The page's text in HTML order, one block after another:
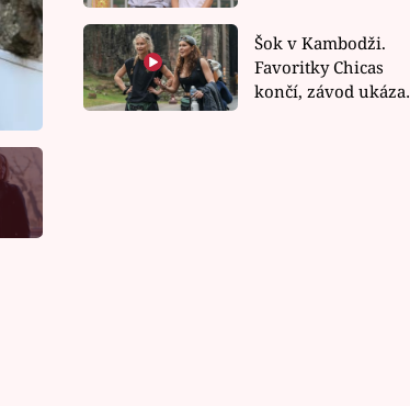
závodu nůž na krku
Šok v Kambodži.
Favoritky Chicas
končí, závod ukázal